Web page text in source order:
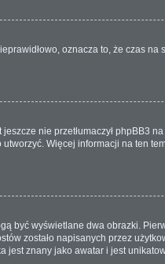
oznacza to, że czas
nie przetłumaczył phpBB3
Więcej informacji na ten
być wyświetlane dwa obrazki.
zostało napisanych przez
znany jako awatar i jest